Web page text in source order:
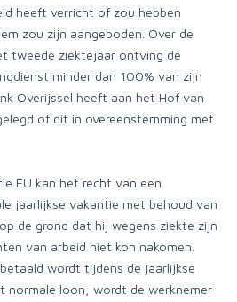
heeft verricht of zou hebben
zou zijn aangeboden. Over de
tweede ziektejaar ontving de
minder dan 100% van zijn
Overijssel heeft aan het Hof van
of dit in overeenstemming met
EU kan het recht van een
jaarlijkse vakantie met behoud van
de grond dat hij wegens ziekte zijn
van arbeid niet kon nakomen.
wordt tijdens de jaarlijkse
normale loon, wordt de werknemer